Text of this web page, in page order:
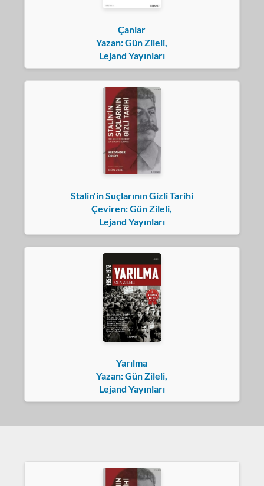
Çanlar
Yazan: Gün Zileli,
Lejand Yayınları
Stalin'in Suçlarının Gizli Tarihi
Çeviren: Gün Zileli,
Lejand Yayınları
Yarılma
Yazan: Gün Zileli,
Lejand Yayınları